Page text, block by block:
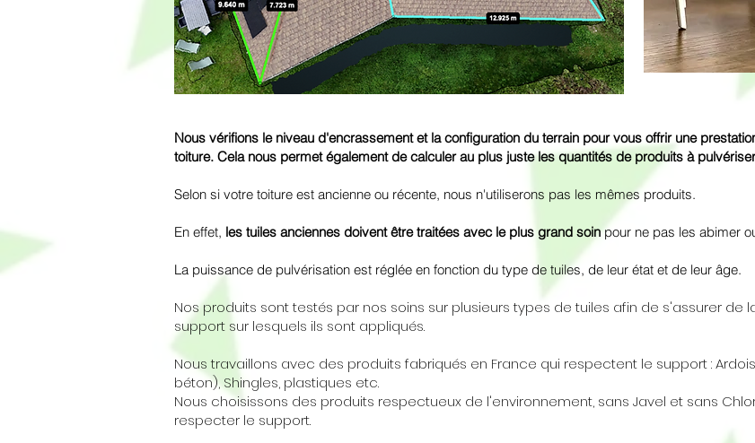
Nous vérifions le niveau d'encrassement et la configuration du terrain pour vous offrir une
toiture. Cela nous permet également de calculer au plus juste les quantités de produits à
Selon si votre toiture est ancienne ou récente, nous n'utiliserons pas les mêmes produits.
En effet, les tuiles anciennes doivent être traitées avec le plus grand soinpour ne pas les abimer
La puissance de pulvérisation est réglée en fonction du type de tuiles, de leur état et de leur âge.
Nos produits sont testés par nos soins sur plusieurs types de tuiles afin de s'assurer
support sur lesquels ils sont appliqués.
Nous travaillons avec des produits fabriqués en France qui respectent le support :
béton), Shingles, plastiques etc.
Nous choisissons des produits respectueux de l'environnement, sans Javel et sans
respecter le support.